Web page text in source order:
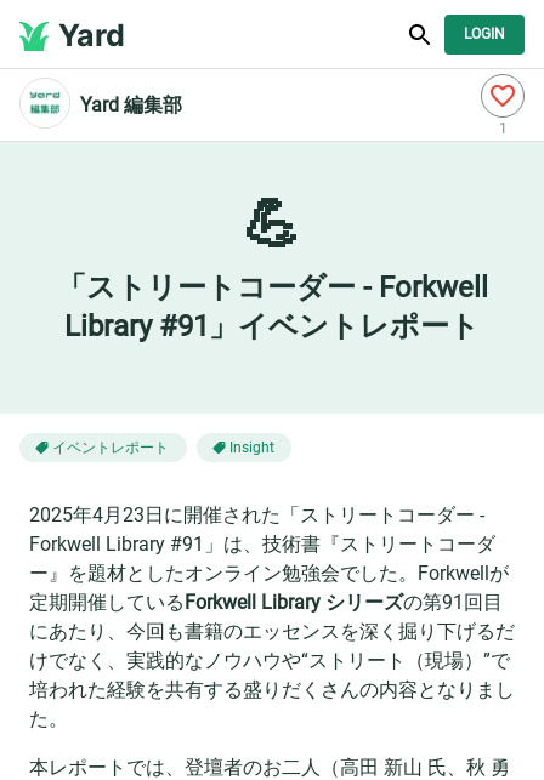
Yard LOGIN
Yard 編集部
1
💪
「ストリートコーダー - Forkwell
Library #91」イベントレポート
イベントレポート Insight
2025年4月23日に開催された「ストリートコーダー -
Forkwell Library #91」は、技術書『ストリートコーダ
ー』を題材としたオンライン勉強会でした。Forkwellが
定期開催しているForkwell Library シリーズの第91回目
にあたり、今回も書籍のエッセンスを深く掘り下げるだ
けでなく、実践的なノウハウや“ストリート（現場）”で
培われた経験を共有する盛りだくさんの内容となりまし
た。
本レポートでは、登壇者のお二人（高田 新山 氏、秋 勇